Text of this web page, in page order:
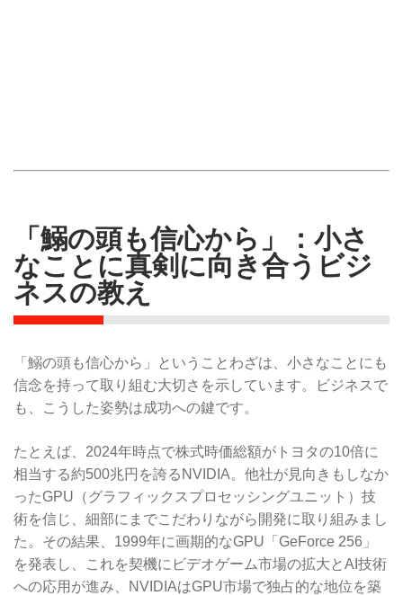
「鰯の頭も信心から」：小さ
なことに真剣に向き合うビジ
ネスの教え
「鰯の頭も信心から」ということわざは、小さなことにも
信念を持って取り組む大切さを示しています。ビジネスで
も、こうした姿勢は成功への鍵です。
たとえば、2024年時点で株式時価総額がトヨタの10倍に
相当する約500兆円を誇るNVIDIA。他社が見向きもしなか
ったGPU（グラフィックスプロセッシングユニット）技
術を信じ、細部にまでこだわりながら開発に取り組みまし
た。その結果、1999年に画期的なGPU「GeForce 256」
を発表し、これを契機にビデオゲーム市場の拡大とAI技術
への応用が進み、NVIDIAはGPU市場で独占的な地位を築